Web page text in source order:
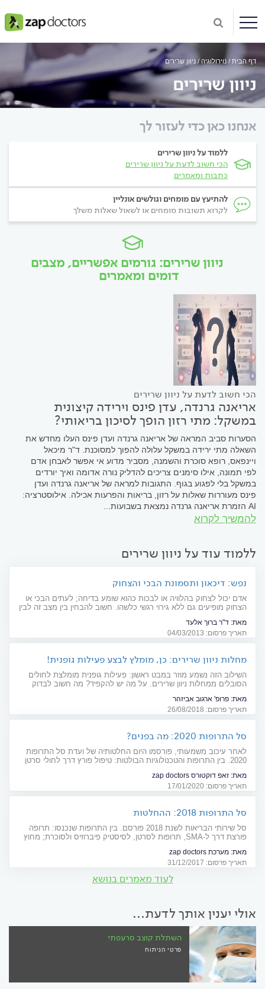
דף הבית נוירולוגיה ניוון שרירים
ניוון שרירים
אנחנו כאן כדי לעזור לך
ללמוד על ניוון שרירים
הכי חשוב לדעת על ניוון שרירים
כתבות ומאמרים
להתיעץ עם מומחים וגולשים אונליין
לקרוא תשובות מומחים או לשאול שאלות משלך
ניוון שרירים: גורמים אפשריים, מצבים
דומים ומאמרים
הכי חשוב לדעת על ניוון שרירים
אריאנה גרנדה, עדן פינס וירידה קיצונית
במשקל: מתי רזון הופך לסיכון בריאותי?
הסערות סביב המראה של אריאנה גרנדה ועדן פינס העלו מחדש את
השאלה מתי ירידה במשקל עלולה להפוך למסוכנת. ד"ר מיכאל
ויינפאס, רופא סוכרת והשמנה, מסביר מדוע אי אפשר לאבחן אדם
לפי תמונה, אילו סימנים צריכים להדליק נורה אדומה ואיך יורדים
במשקל בלי לפגוע בגוף. התגובות למראה של אריאנה גרנדה ועדן
פינס מעוררות שאלות על רזון, בריאות והפרעות אכילה. אילוסטרציה:
AI הזמרת אריאנה גרנדה נמצאת בשבועות...
להמשיך לקרוא
ללמוד עוד על ניוון שרירים
נפש: דיכאון ותסמונת הבכי והצחוק
אדם יכול לצחוק בהלוויה או לבכות כהוא שומע בדיחה; לעתים הבכי או
הצחוק מופיעים גם ללא גירוי רגשי כלשהו. חשוב להבחין בין מצב זה לבין
מאת: ד"ר ברוך אלעד
תאריך פרסום: 04/03/2013
מחלות ניוון שרירים: כן, מומלץ לבצע פעילות גופנית!
השילוב הזה נשמע מוזר במבט ראשון: פעילות גופנית מומלצת לחולים
הסובלים ממחלות ניוון שרירים. על מה יש להקפיד? מה חשוב לבדוק
מאת: פרופ' ארגוב אביזהר
תאריך פרסום: 26/08/2018
סל התרופות 2020: מה בפנים?
לאחר עיכוב משמעותי, פורסמו היום החלטותיה של ועדת סל התרופות
2020. בין התרופות והטכנולוגיות הבולטות: טיפול פורץ דרך לחולי סרטן
הסובלים מ-SMA. "הלבלב מלאכותי" לחולי סוכרת 1 נותר בחוץ
מאת: זאפ דוקטורס zap doctors
תאריך פרסום: 17/01/2020
סל התרופות 2018: ההחלטות
סל שירותי הבריאות לשנת 2018 פורסם. בין התרופות שנכנסו: תרופה
פורצת דרך ל-SMA, תרופות לסרטן, לסיסטיק פיברוזיס ולסוכרת; מחוץ
מאת: מערכת zap doctors
תאריך פרסום: 31/12/2017
לעוד מאמרים בנושא
אולי יענין אותך לדעת...
השתלת קוצב סרעפתי
פרטי הניתוח